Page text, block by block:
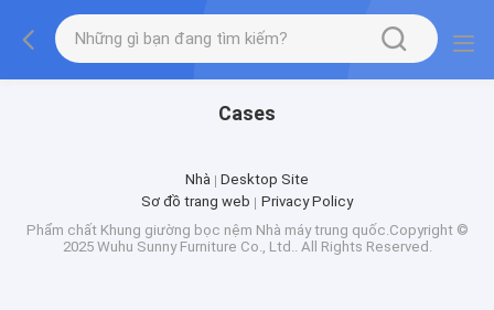
Cases
Nhà
Desktop Site
Sơ đồ trang web
Privacy Policy
Phẩm chất Khung giường bọc nệm Nhà máy trung quốc.Copyright ©
2025 Wuhu Sunny Furniture Co., Ltd.. All Rights Reserved.